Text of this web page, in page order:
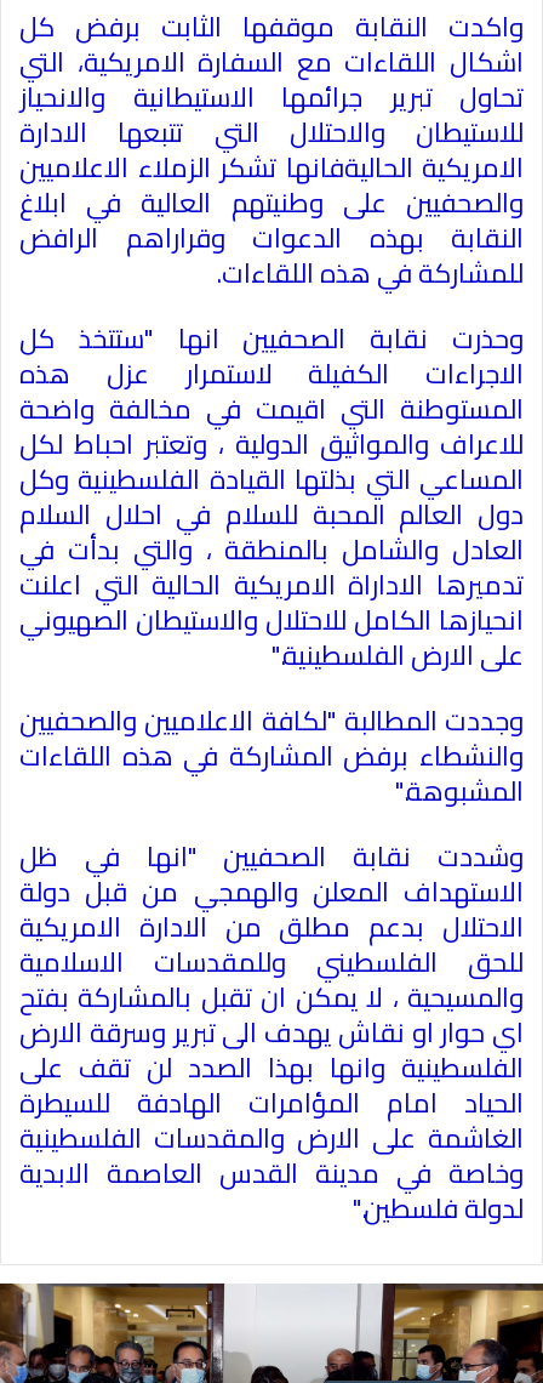
واكدت النقابة موقفها الثابت برفض كل
اشكال اللقاءات مع السفارة الامريكية، التي
تحاول تبرير جرائمها الاستيطانية والانحياز
للاستيطان والاحتلال التي تتبعها الادارة
الامريكية الحاليةفانها تشكر الزملاء الاعلاميين
والصحفيين على وطنيتهم العالية في ابلاغ
النقابة بهذه الدعوات وقراراهم الرافض
للمشاركة في هذه اللقاءات.
وحذرت نقابة الصحفيين انها "ستتخذ كل
الاجراءات الكفيلة لاستمرار عزل هذه
المستوطنة التي اقيمت في مخالفة واضحة
للاعراف والمواثيق الدولية ، وتعتبر احباط لكل
المساعي التي بذلتها القيادة الفلسطينية وكل
دول العالم المحبة للسلام في احلال السلام
العادل والشامل بالمنطقة ، والتي بدأت في
تدميرها الاداراة الامريكية الحالية التي اعلنت
انحيازها الكامل للاحتلال والاستيطان الصهيوني
على الارض الفلسطينية".
وجددت المطالبة "لكافة الاعلاميين والصحفيين
والنشطاء برفض المشاركة في هذه اللقاءات
المشبوهة".
وشددت نقابة الصحفيين "انها في ظل
الاستهداف المعلن والهمجي من قبل دولة
الاحتلال بدعم مطلق من الادارة الامريكية
للحق الفلسطيني وللمقدسات الاسلامية
والمسيحية ، لا يمكن ان تقبل بالمشاركة بفتح
اي حوار او نقاش يهدف الى تبرير وسرقة الارض
الفلسطينية وانها بهذا الصدد لن تقف على
الحياد امام المؤامرات الهادفة للسيطرة
الغاشمة على الارض والمقدسات الفلسطينية
وخاصة في مدينة القدس العاصمة الابدية
لدولة فلسطين".